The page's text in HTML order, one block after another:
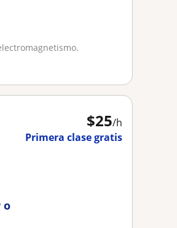
$25/h
Primera clase gratis
o